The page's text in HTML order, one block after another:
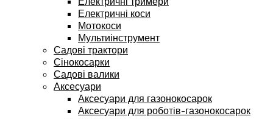
Електричні коси
Мотокоси
Мультиінструмент
Садові трактори
Сінокосарки
Садові валики
Аксесуари
Аксесуари для газонокосарок
Аксесуари для роботів-газонокосарок